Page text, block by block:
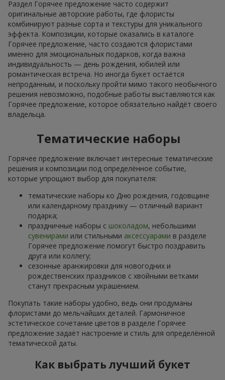
Раздел Горячее предложение часто содержит
оригинальные авторские работы, где флористы
комбинируют разные сорта и текстуры для уникального
эффекта. Композиции, которые оказались в каталоге
Горячее предложение, часто создаются флористами
именно для эмоциональных подарков, когда важна
индивидуальность — день рождения, юбилей или
романтическая встреча. Но иногда букет остаётся
непроданным, и поскольку пройти мимо такого необычного
решения невозможно, подобные работы выставляются как
Горячее предложение, которое обязательно найдёт своего
владельца.
Тематические наборы
Горячее предложение включает интересные тематические
решения и композиции под определённое событие,
которые упрощают выбор для покупателя:
тематические наборы ко Дню рождения, годовщине
или календарному празднику — отличный вариант
подарка;
праздничные наборы с шоколадом, небольшими
сувенирами или стильными аксессуарами в разделе
Горячее предложение помогут быстро поздравить
друга или коллегу;
сезонные аранжировки для новогодних и
рождественских праздников с хвойными ветками
станут прекрасным украшением.
Покупать такие наборы удобно, ведь они продуманы
флористами до мельчайших деталей. Гармоничное
эстетическое сочетание цветов в разделе Горячее
предложение задаёт настроение и стиль для определённой
тематической даты.
Как выбрать лучший букет